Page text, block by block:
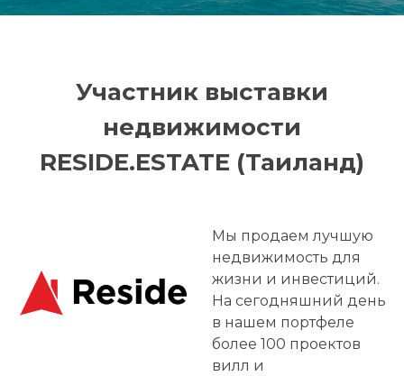
Участник выставки
недвижимости
RESIDE.ESTATE (Таиланд)
Мы продаем лучшую
недвижимость для
жизни и инвестиций.
На сегодняшний день
в нашем портфеле
более 100 проектов
вилл и